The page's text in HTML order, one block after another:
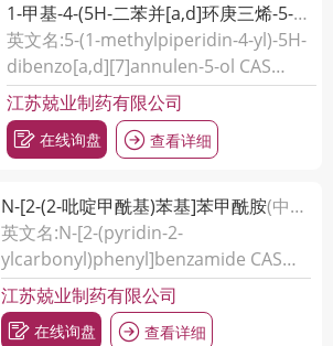
1-甲基-4-(5H-二苯并[a,d]环庚三烯-5-羟基)哌啶
英文名:5-(1-methylpiperidin-4-yl)-5H-
dibenzo[a,d][7]annulen-5-ol CAS
NO:3967-32-6
江苏兢业制药有限公司
在线询盘 查看详细
N-[2-(2-吡啶甲酰基)苯基]苯甲酰胺(中间体)
英文名:N-[2-(pyridin-2-
ylcarbonyl)phenyl]benzamide CAS
NO:91025-05-7
江苏兢业制药有限公司
在线询盘 查看详细